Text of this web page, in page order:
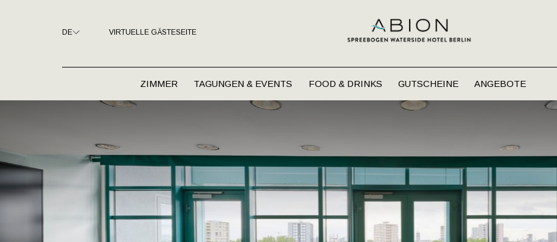
DE VIRTUELLE GÄSTESEITE
ZIMMER TAGUNGEN & EVENTS FOOD & DRINKS GUTSCHEINE ANGEBOTE